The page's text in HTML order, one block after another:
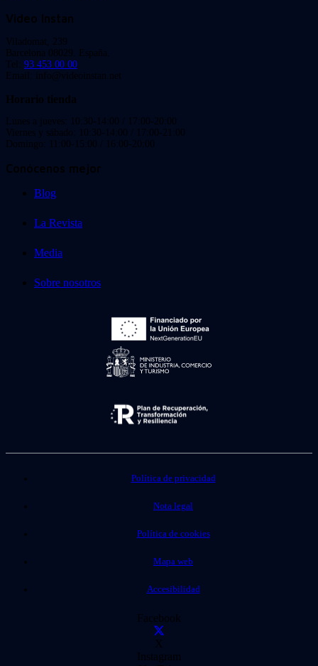
Video Instan
Viladomat, 239
Barcelona 08029. España.
Tel: 93 453 00 00
Email: info@videoinstan.net
Horario tienda
Lunes a jueves: 10:30-14:00 / 17:00-20:00
Viernes y sábado: 10:30-14:00 / 17:00-21:00
Domingo: 11:00-15:00 / 16:00-20:00
Conócenos mejor
Blog
La Revista
Media
Sobre nosotros
Política de privacidad
Nota legal
Política de cookies
Mapa web
Accesibilidad
Facebook
X
Instagram